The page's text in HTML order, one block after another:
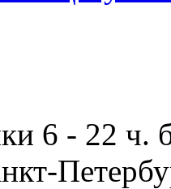
6 - 22 ч.